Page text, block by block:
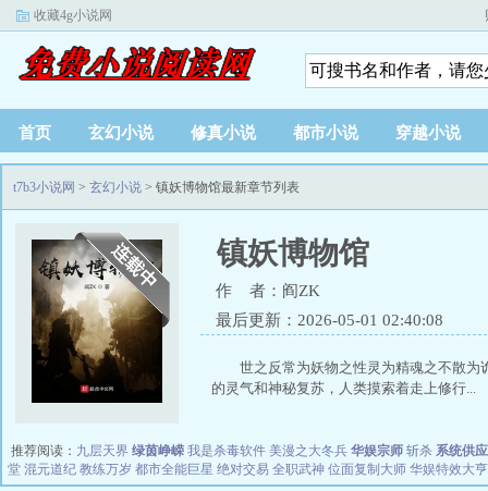
收藏4g小说网
首页 玄幻小说 修真小说 都市小说 穿越小说
t7b3小说网 > 玄幻小说 > 镇妖博物馆最新章节列表
镇妖博物馆
作 者：阎ZK
最后更新：2026-05-01 02:40:08
世之反常为妖物之性灵为精魂之不散
的灵气和神秘复苏，人类摸索着走上修行...
推荐阅读： 九层天界 绿茵峥嵘 我是杀毒软件 美漫之大冬兵 华娱宗师 斩杀 系统供
堂 混元道纪 教练万岁 都市全能巨星 绝对交易 全职武神 位面复制大师 华娱特效大亨